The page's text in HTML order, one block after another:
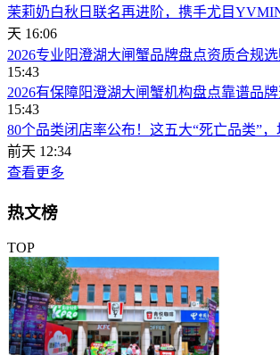
茉莉奶白秋日联名再进阶，携手尤目
天 16:06
2026专业阳澄湖大闸蟹品牌盘点资质合规
15:43
2026有保障阳澄湖大闸蟹机构盘点靠谱品
15:43
80个品类闭店率公布！这五大“死亡品类”，
前天 12:34
查看更多
热文榜
TOP